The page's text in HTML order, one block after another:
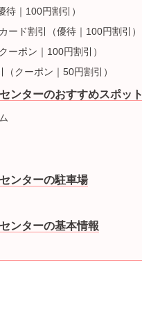
待｜100円割引）
ード割引（優待｜100円割引）
ーポン｜100円割引）
クーポン｜50円割引）
ンターのおすすめスポット
ンターの駐車場
ンターの基本情報